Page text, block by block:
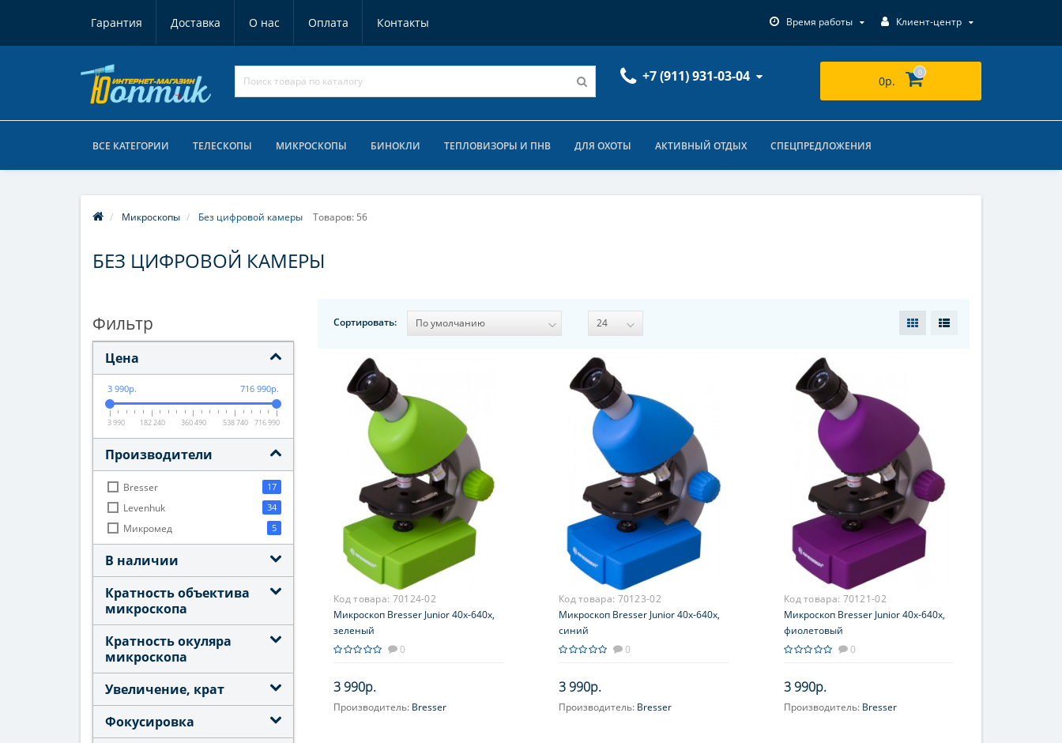
Гарантия Доставка О нас Оплата Контакты Время работы Клиент-центр
+7 (911) 931-03-04 0р.
0
ВСЕ КАТЕГОРИИ ТЕЛЕСКОПЫ МИКРОСКОПЫ БИНОКЛИ ТЕПЛОВИЗОРЫ И ПНВ ДЛЯ ОХОТЫ АКТИВНЫЙ ОТДЫХ СПЕЦПРЕДЛОЖЕНИЯ
Микроскопы Без цифровой камеры Товаров: 56
БЕЗ ЦИФРОВОЙ КАМЕРЫ
Фильтр
Цена
3 990р. 716 990р.
3 990 182 240 360 490 538 740 716 990
Производители
Bresser 17
Levenhuk 34
Микромед 5
В наличии
Кратность объектива
микроскопа
Кратность окуляра
микроскопа
Увеличение, крат
Фокусировка
Сортировать:
Код товара: 70124-02
Микроскоп Bresser Junior 40x-640x,
зеленый
0
3 990р.
Производитель: Bresser
Код товара: 70123-02
Микроскоп Bresser Junior 40x-640x,
синий
0
3 990р.
Производитель: Bresser
Код товара: 70121-02
Микроскоп Bresser Junior 40x-640x,
фиолетовый
0
3 990р.
Производитель: Bresser